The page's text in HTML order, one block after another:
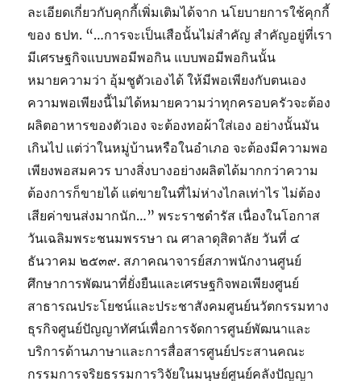
ละเอียดเกี่ยวกับคุกกี้เพิ่มเติมได้จาก นโยบายการใช้คุกกี้
ของ ธปท. “…การจะเป็นเสือนั้นไม่สำคัญ สำคัญอยู่ที่เรา
มีเศรษฐกิจแบบพอมีพอกิน แบบพอมีพอกินนั้น
หมายความว่า อุ้มชูตัวเองได้ ให้มีพอเพียงกับตนเอง
ความพอเพียงนี้ไม่ได้หมายความว่าทุกครอบครัวจะต้อง
ผลิตอาหารของตัวเอง จะต้องทอผ้าใส่เอง อย่างนั้นมัน
เกินไป แต่ว่าในหมู่บ้านหรือในอำเภอ จะต้องมีความพอ
เพียงพอสมควร บางสิ่งบางอย่างผลิตได้มากกว่าความ
ต้องการก็ขายได้ แต่ขายในที่ไม่ห่างไกลเท่าไร ไม่ต้อง
เสียค่าขนส่งมากนัก…” พระราชดำรัส เนื่องในโอกาส
วันเฉลิมพระชนมพรรษา ณ ศาลาดุสิดาลัย วันที่ ๔
ธันวาคม ๒๕๓๙. สภาคณาจารย์สภาพนักงานศูนย์
ศึกษาการพัฒนาที่ยั่งยืนและเศรษฐกิจพอเพียงศูนย์
สาธารณประโยชน์และประชาสังคมศูนย์นวัตกรรมทาง
ธุรกิจศูนย์ปัญญาทัศน์เพื่อการจัดการศูนย์พัฒนาและ
บริการด้านภาษาและการสื่อสารศูนย์ประสานคณะ
กรรมการจริยธรรมการวิจัยในมนุษย์ศูนย์คลังปัญญา